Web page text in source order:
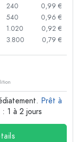
240
0,99 €
540
0,96 €
1.020
0,92 €
3.800
0,79 €
Prêt à
: 1 à 2 jours